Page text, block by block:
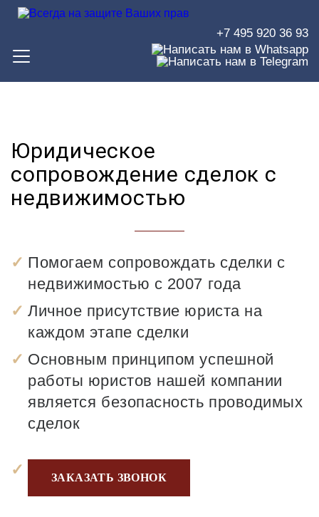
+7 495 920 36 93
Юридическое
сопровождение сделок с
недвижимостью
Помогаем сопровождать сделки с
недвижимостью с 2007 года
Личное присутствие юриста на
каждом этапе сделки
Основным принципом успешной
работы юристов нашей компании
является безопасность проводимых
сделок
ЗАКАЗАТЬ ЗВОНОК